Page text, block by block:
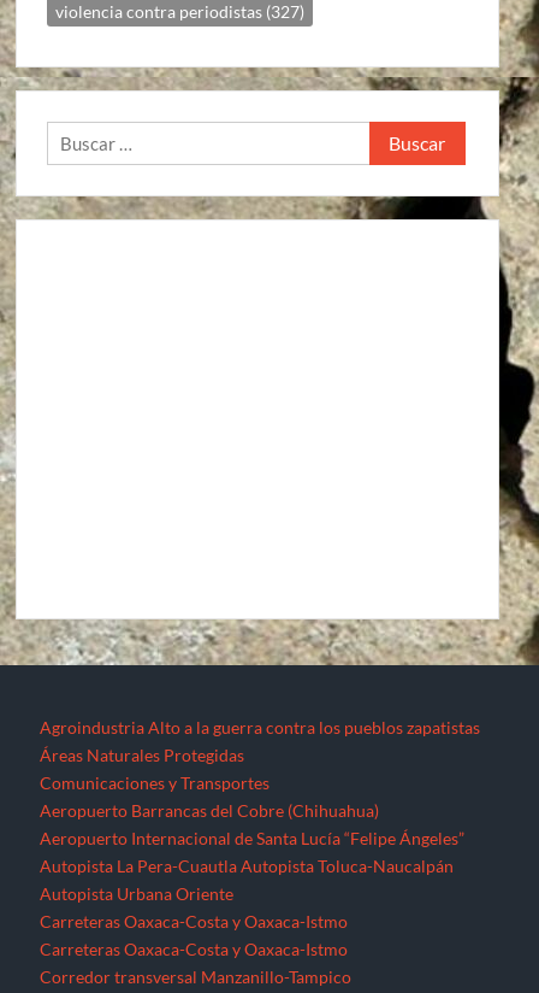
violencia contra periodistas (327)
Buscar:
Agroindustria Alto a la guerra contra los pueblos zapatistas
Áreas Naturales Protegidas
Comunicaciones y Transportes
Aeropuerto Barrancas del Cobre (Chihuahua)
Aeropuerto Internacional de Santa Lucía “Felipe Ángeles”
Autopista La Pera-Cuautla Autopista Toluca-Naucalpán
Autopista Urbana Oriente
Carreteras Oaxaca-Costa y Oaxaca-Istmo
Carreteras Oaxaca-Costa y Oaxaca-Istmo
Corredor transversal Manzanillo-Tampico